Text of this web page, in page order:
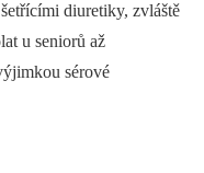
diuretiky, zvláště
u seniorů až
sérové